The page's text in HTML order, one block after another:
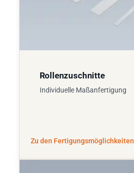
Rollenzuschnitte
Individuelle Maßanfertigung
Zu den Fertigungsmöglichkeiten